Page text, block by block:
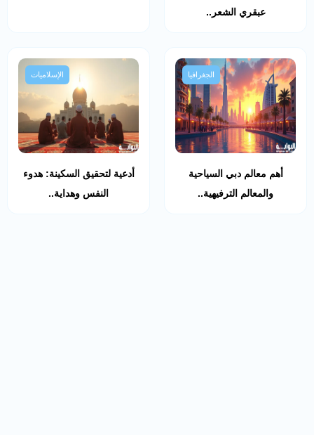
عبقري الشعر..
الجغرافيا
أهم معالم دبي السياحية
والمعالم الترفيهية..
الإسلاميات
أدعية لتحقيق السكينة: هدوء
النفس وهداية..